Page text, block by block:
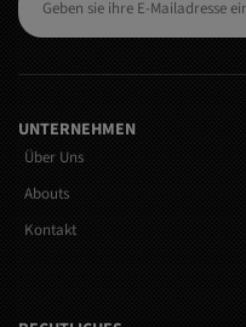
UNTERNEHMEN
Über Uns
Abouts
Kontakt